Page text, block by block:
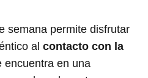
semana permite disfrutar
al contacto con la
encuentra en una